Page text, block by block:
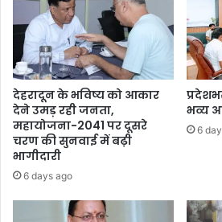
देहरादून के भविष्य को आकार
देने उमड़ रही जनता,
महायोजना-2041 पर दूसरे
चरण की सुनवाई में बढ़ी
भागीदारी
6 days ago
भव्य
6